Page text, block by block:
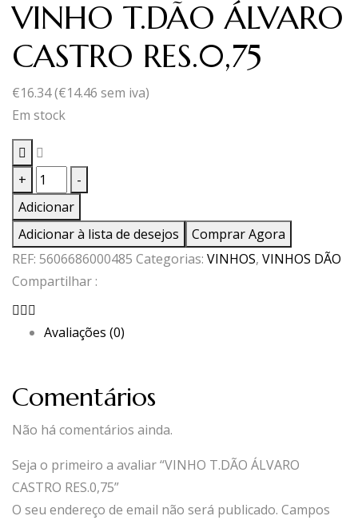
VINHO T.DÃO ÁLVARO
CASTRO RES.0,75
€16.34(€14.46 sem iva)
Em stock
+
Quantidade
de
VINHO
T.DÃO
ÁLVARO
CASTRO
-
Adicionar
Adicionar à lista de desejos
Comprar Agora
REF: 5606686000485 Categorias: VINHOS, VINHOS DÃO
Compartilhar :
Avaliações (0)
Comentários
Não há comentários ainda.
Seja o primeiro a avaliar “VINHO T.DÃO ÁLVARO
CASTRO RES.0,75”
O seu endereço de email não será publicado. Campos